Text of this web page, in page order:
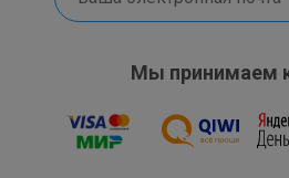
Мы принимаем